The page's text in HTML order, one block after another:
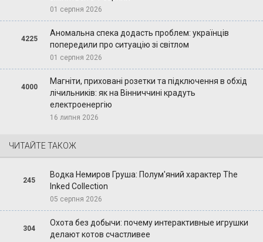
01 серпня 2026
4225
Аномальна спека додасть проблем: українців
попередили про ситуацію зі світлом
01 серпня 2026
4000
Магніти, приховані розетки та підключення в обхід
лічильників: як на Вінниччині крадуть
електроенергію
16 липня 2026
ЧИТАЙТЕ ТАКОЖ
245
Водка Немиров Груша: Полум'яний характер The
Inked Collection
05 серпня 2026
304
Охота без добычи: почему интерактивные игрушки
делают котов счастливее